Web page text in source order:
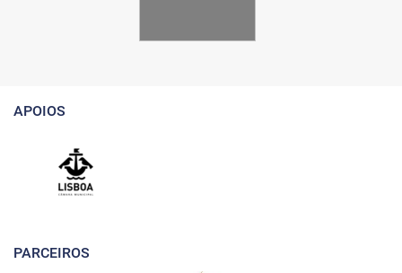
APOIOS
PARCEIROS